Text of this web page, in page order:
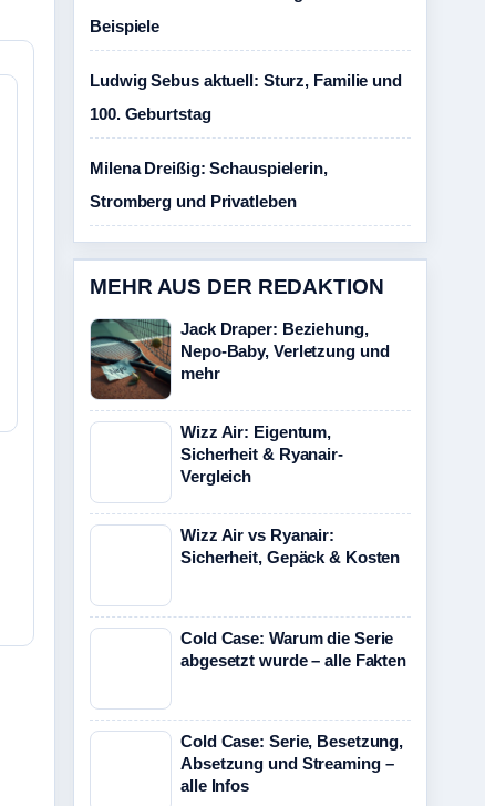
Beispiele
Ludwig Sebus aktuell: Sturz, Familie und
100. Geburtstag
Milena Dreißig: Schauspielerin,
Stromberg und Privatleben
MEHR AUS DER REDAKTION
Jack Draper: Beziehung,
Nepo-Baby, Verletzung und
mehr
Wizz Air: Eigentum,
Sicherheit & Ryanair-
Vergleich
Wizz Air vs Ryanair:
Sicherheit, Gepäck & Kosten
Cold Case: Warum die Serie
abgesetzt wurde – alle Fakten
Cold Case: Serie, Besetzung,
Absetzung und Streaming –
alle Infos